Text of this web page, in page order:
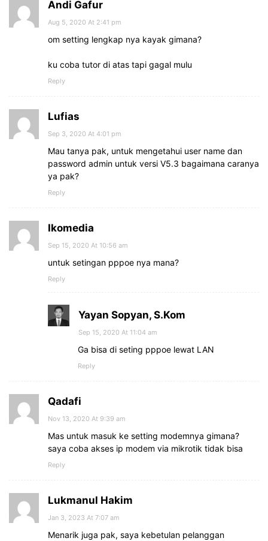
Andi Gafur
Aug 5, 2020 At 2:41 pm
om setting lengkap nya kayak gimana?
ku coba tutor di atas tapi gagal mulu
Reply
Lufias
Sep 3, 2020 At 4:01 pm
Mau tanya pak, untuk mengetahui user name dan
password admin untuk versi V5.3 bagaimana caranya
ya pak?
Reply
Ikomedia
Sep 15, 2020 At 10:56 am
untuk setingan pppoe nya mana?
Reply
Yayan Sopyan, S.Kom
Sep 15, 2020 At 11:04 am
Ga bisa di seting pppoe lewat LAN
Reply
Qadafi
Nov 13, 2020 At 9:39 am
Mas untuk masuk ke setting modemnya gimana?
saya coba akses ip modem via mikrotik tidak bisa
Reply
Lukmanul Hakim
Jan 3, 2023 At 7:07 am
Menarik juga pak, saya kebetulan pelanggan